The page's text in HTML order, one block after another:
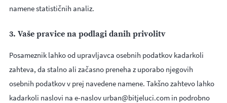
namene statističnih analiz.
3. Vaše pravice na podlagi danih privolitv
Posameznik lahko od upravljavca osebnih podatkov kadarkoli
zahteva, da stalno ali začasno preneha z uporabo njegovih
osebnih podatkov v prej navedene namene. Takšno zahtevo lahko
kadarkoli naslovi na e-naslov urban@bitjeluci.com in podrobno